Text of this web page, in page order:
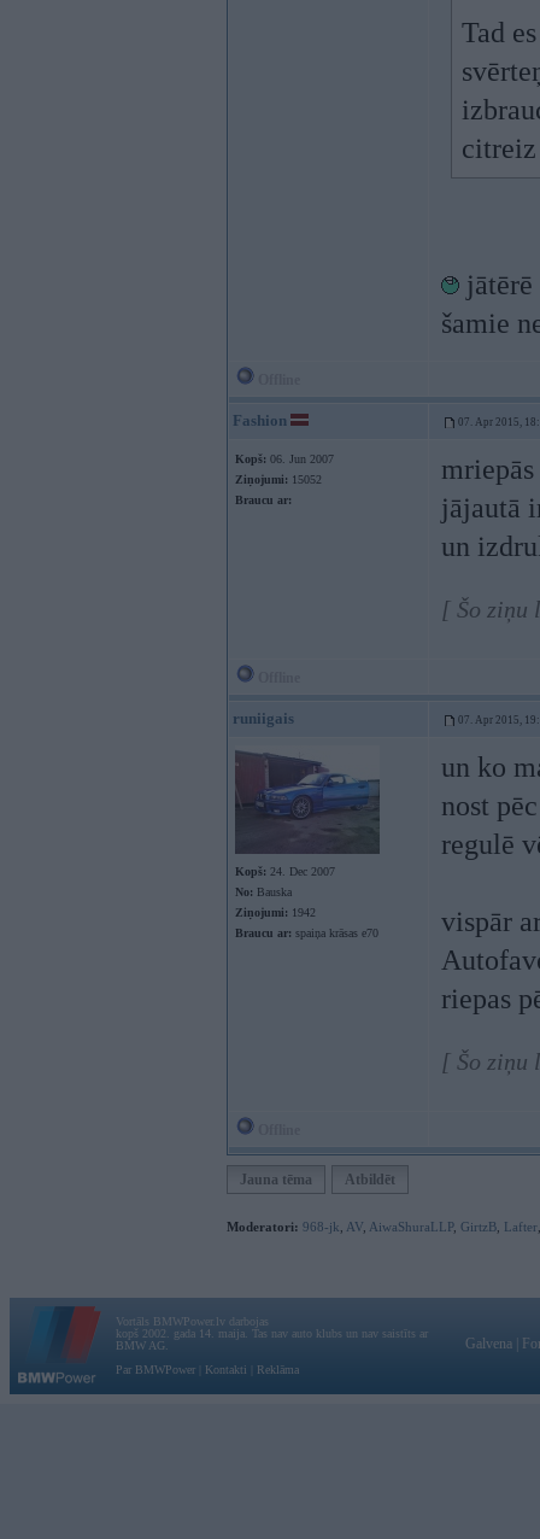
Tad
citreiz
šamie
Fashion 07. Apr 2015,
Kopš: 06. Jun 2007
Ziņojumi: 15052
Braucu ar:
jājautā
un
[ Šo ziņu
runiigais 07. Apr 2015,
Kopš: 24. Dec 2007
No: Bauska
Ziņojumi: 1942
Braucu ar: spaiņa krāsas e70
un ko
nost
regulē
vispār
riepas
[ Šo ziņu
Jauna tēma Atbildēt
Moderatori: 968-jk AV AiwaShuraLLP, GirtzB Lafter
Vortāls BMWPower.lv darbojas
kopš 2002. gada 14. maija. Tas nav auto klubs un nav saistīts ar
BMW AG.
Par BMWPower
Kontakti Reklāma
Galvena